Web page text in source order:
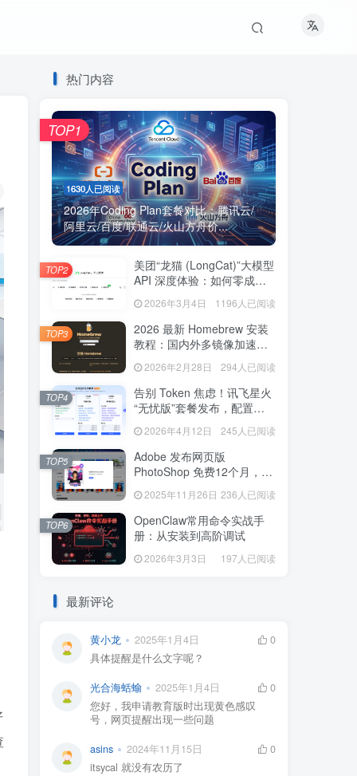
热门内容
1630人已阅读
2026年Coding Plan套餐对比：腾讯云/
阿里云/百度/联通云/火山方舟价...
TOP1
美团“龙猫 (LongCat)”大模型
API 深度体验：如何零成本
2026年3月4日 1196人已阅读
TOP2
2026 最新 Homebrew 安装
教程：国内外多镜像加速脚
2026年2月28日 294人已阅读
TOP3
告别 Token 焦虑！讯飞星火
“无忧版”套餐发布，配置
2026年4月12日 245人已阅读
TOP4
Adobe 发布网页版
PhotoShop 免费12个月，功
必备2025年11月26日 236人已阅读
TOP5
OpenClaw常用命令实战手
册：从安装到高阶调试
2026年3月3日 197人已阅读
TOP6
最新评论
黄小龙 2025年1月4日
0
具体提醒是什么文字呢？
光合海蛞蝓 2025年1月4日
0
您好，我申请教育版时出现黄色感叹
号，网页提醒出现一些问题
asins 2024年11月15日
0
itsycal 就没有农历了